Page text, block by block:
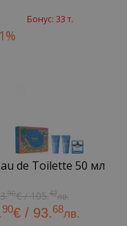
Бонус: 33 т.
de Toilette 50 мл
90€ / 105.42лв.
90€ / 93.68лв.